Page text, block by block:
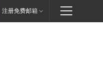
注册免费邮箱